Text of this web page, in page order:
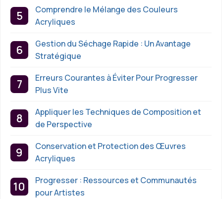
Comprendre le Mélange des Couleurs
Acryliques
Gestion du Séchage Rapide : Un Avantage
Stratégique
Erreurs Courantes à Éviter Pour Progresser
Plus Vite
Appliquer les Techniques de Composition et
de Perspective
Conservation et Protection des Œuvres
Acryliques
Progresser : Ressources et Communautés
pour Artistes